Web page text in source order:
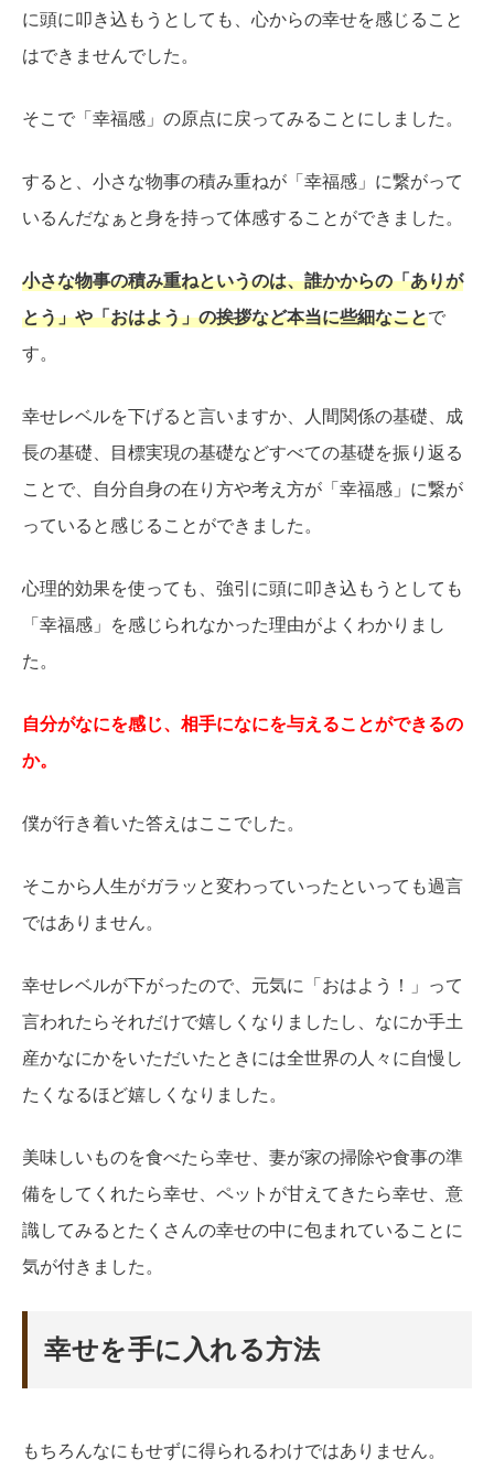
に頭に叩き込もうとしても、心からの幸せを感じること
はできませんでした。
そこで「幸福感」の原点に戻ってみることにしました。
すると、小さな物事の積み重ねが「幸福感」に繋がって
いるんだなぁと身を持って体感することができました。
小さな物事の積み重ねというのは、誰かからの「ありが
とう」や「おはよう」の挨拶など本当に些細なことで
す。
幸せレベルを下げると言いますか、人間関係の基礎、成
長の基礎、目標実現の基礎などすべての基礎を振り返る
ことで、自分自身の在り方や考え方が「幸福感」に繋が
っていると感じることができました。
心理的効果を使っても、強引に頭に叩き込もうとしても
「幸福感」を感じられなかった理由がよくわかりまし
た。
自分がなにを感じ、相手になにを与えることができるの
か。
僕が行き着いた答えはここでした。
そこから人生がガラッと変わっていったといっても過言
ではありません。
幸せレベルが下がったので、元気に「おはよう！」って
言われたらそれだけで嬉しくなりましたし、なにか手土
産かなにかをいただいたときには全世界の人々に自慢し
たくなるほど嬉しくなりました。
美味しいものを食べたら幸せ、妻が家の掃除や食事の準
備をしてくれたら幸せ、ペットが甘えてきたら幸せ、意
識してみるとたくさんの幸せの中に包まれていることに
気が付きました。
幸せを手に入れる方法
もちろんなにもせずに得られるわけではありません。